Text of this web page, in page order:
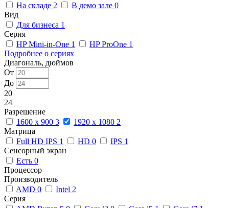
На складе 2 В демо зале 0
Вид
Для бизнеса 1
Серия
HP Mini-in-One 1 HP ProOne 1
Подробнее о сериях
Диагональ, дюймов
От
До
20
24
Разрешение
1600 x 900 3 1920 x 1080 2
Матрица
Full HD IPS 1 HD 0 IPS 1
Сенсорный экран
Есть 0
Процессор
Производитель
AMD 0 Intel 2
Серия